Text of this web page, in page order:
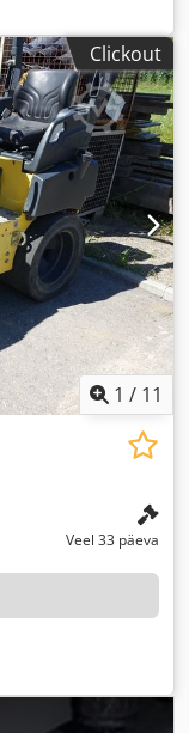
Clickout
1 / 11
Veel 33 päeva